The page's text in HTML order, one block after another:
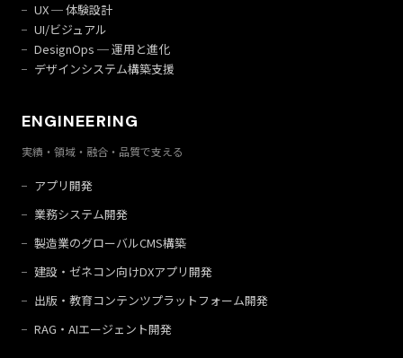
UX ─ 体験設計
UI/ビジュアル
DesignOps ─ 運用と進化
デザインシステム構築支援
ENGINEERING
実績・領域・融合・品質で支える
アプリ開発
業務システム開発
製造業のグローバルCMS構築
建設・ゼネコン向けDXアプリ開発
出版・教育コンテンツプラットフォーム開発
RAG・AIエージェント開発